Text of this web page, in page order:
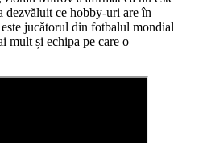
dezvăluit ce hobby-uri are în
jucătorul din fotbalul mondial
mult și echipa pe care o